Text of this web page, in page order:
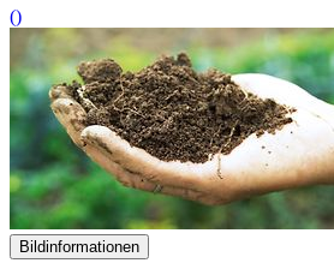
()
Bildinformationen